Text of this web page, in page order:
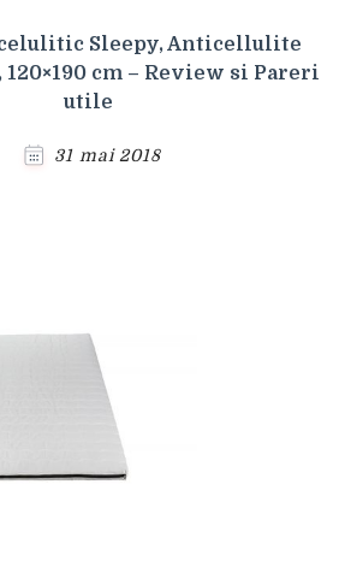
Sleepy, Anticellulite
cm – Review si Pareri
utile
31 mai 2018